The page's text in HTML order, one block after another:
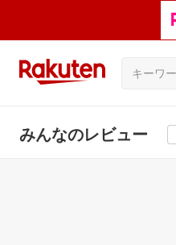
みんなのレビュー